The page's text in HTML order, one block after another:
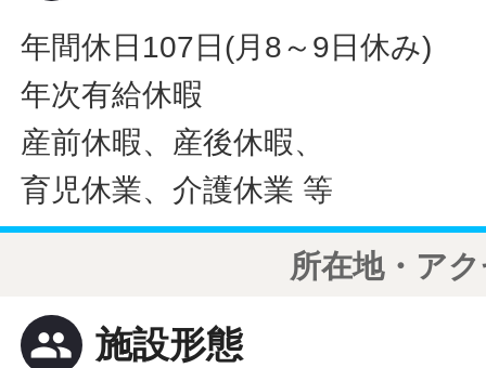
年間休日107日(月8～9日休み)
年次有給休暇
産前休暇、産後休暇、
育児休業、介護休業 等
所在地・ア
people 施設形態